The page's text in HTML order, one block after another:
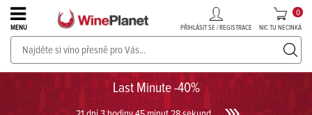
Last Minute -40%
MENU PŘIHLÁSIT SE / REGISTRACE NIC TU NECINKÁ
0
PROSECCO v akci až do -30%!UKÁZAT PROSECCO